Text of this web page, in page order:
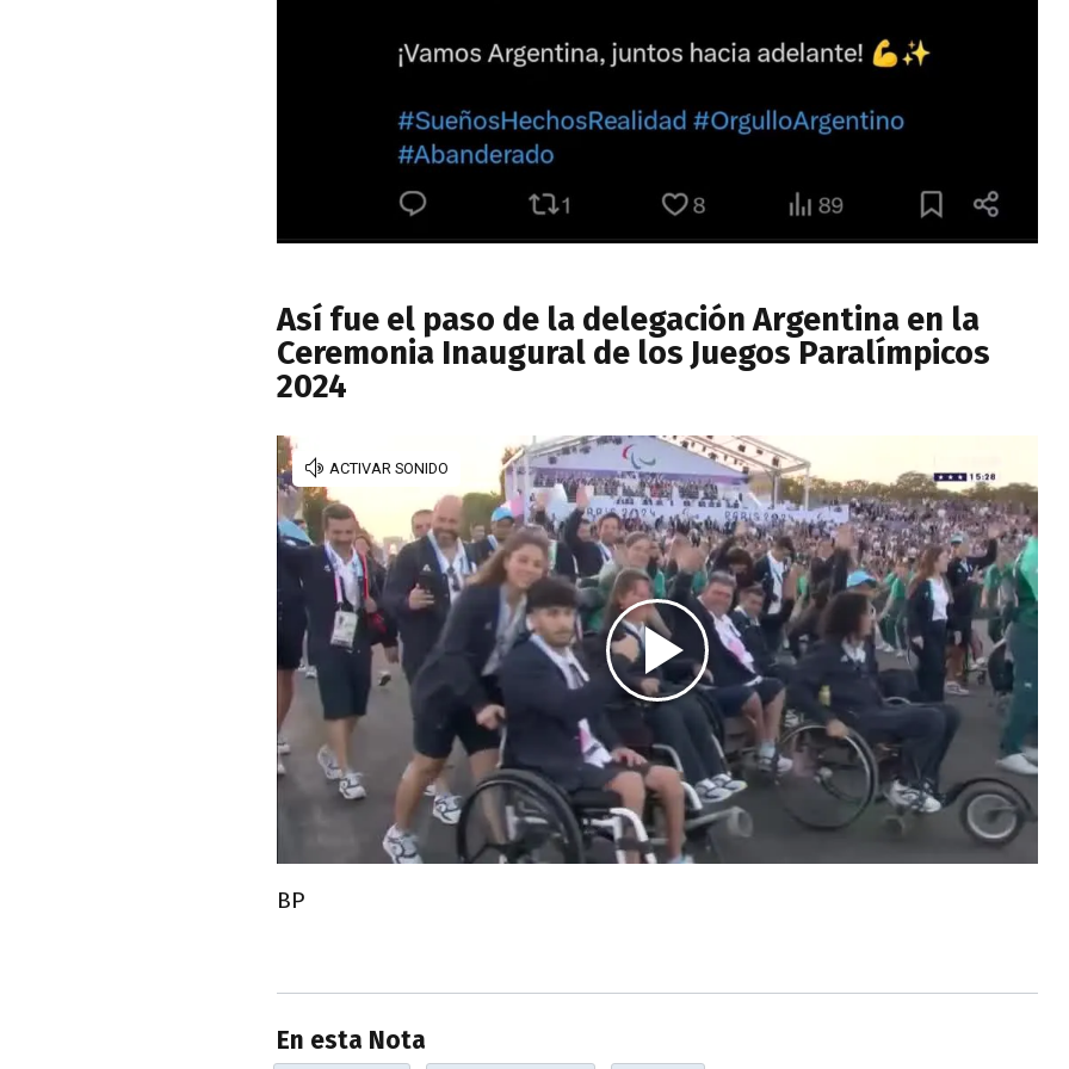
Así fue el paso de la delegación Argentina en la
Ceremonia Inaugural de los Juegos Paralímpicos
2024
BP
En esta Nota